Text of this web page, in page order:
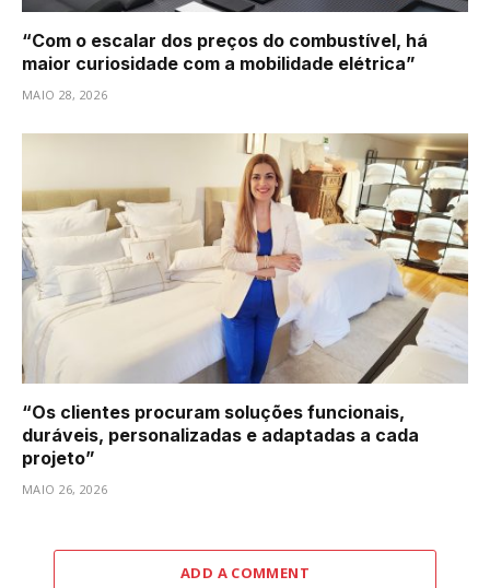
“Com o escalar dos preços do combustível, há
maior curiosidade com a mobilidade elétrica”
MAIO 28, 2026
“Os clientes procuram soluções funcionais,
duráveis, personalizadas e adaptadas a cada
projeto”
MAIO 26, 2026
ADD A COMMENT